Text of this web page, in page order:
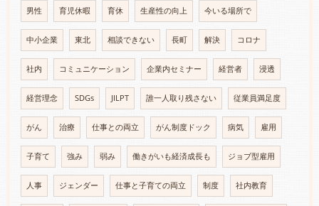
男性 育児休暇 育休 生産性の向上 今いる場所で
中小企業 東北 相談できない 長町 解決 コロナ
社内 コミュニケーション 企業内セミナー 経営者 浸透
経営理念 SDGs JILPT 誰一人取り残さない 従業員満足度
がん 治療 仕事との両立 がん制度ドック 病気 雇用
子育て 強み 弱み 働きがいも経済成長も ジョブ型雇用
人事 ジェンダー 仕事と子育ての両立 制度 社内教育